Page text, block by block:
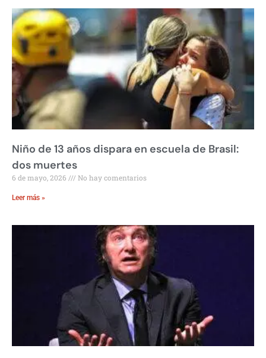
Niño de 13 años dispara en escuela de Brasil:
dos muertes
6 de mayo, 2026 No hay comentarios
Leer más »